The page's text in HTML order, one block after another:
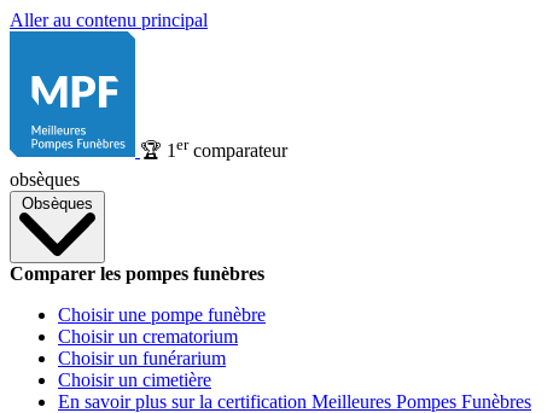
Aller au contenu principal
🏆 1 ercomparateur
obsèques
Obsèques
Comparer les pompes funèbres
Choisir une pompe funèbre
Choisir un crematorium
Choisir un funérarium
Choisir un cimetière
En savoir plus sur la certification Meilleures Pompes Funèbres